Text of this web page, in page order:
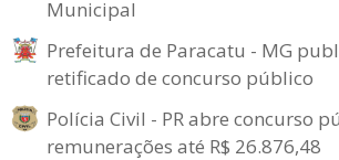
Municipal
Prefeitura de Paracatu - MG
retificado de concurso público
Polícia Civil - PR abre concurso
remunerações até R$ 26.876,48